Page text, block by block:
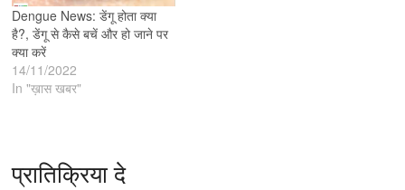
Dengue News: डेंगू होता क्या
है?, डेंगू से कैसे बचें और हो जाने पर
क्या करें
14/11/2022
In "ख़ास खबर"
प्रातिक्रिया दे